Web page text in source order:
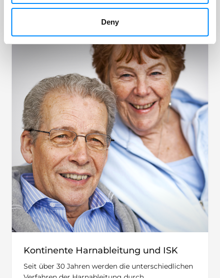
Deny
man den richtigen Katheter verwendet.
Kontinente Harnableitung und ISK
Seit über 30 Jahren werden die unterschiedlichen